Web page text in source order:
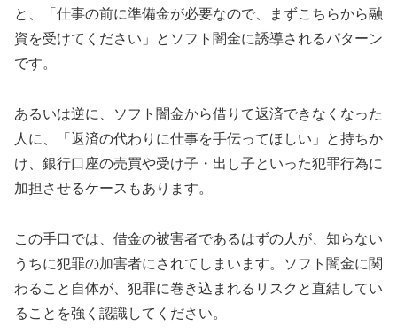
と、「仕事の前に準備金が必要なので、まずこちらから融
資を受けてください」とソフト闇金に誘導されるパターン
です。
あるいは逆に、ソフト闇金から借りて返済できなくなった
人に、「返済の代わりに仕事を手伝ってほしい」と持ちか
け、銀行口座の売買や受け子・出し子といった犯罪行為に
加担させるケースもあります。
この手口では、借金の被害者であるはずの人が、知らない
うちに犯罪の加害者にされてしまいます。ソフト闇金に関
わること自体が、犯罪に巻き込まれるリスクと直結してい
ることを強く認識してください。